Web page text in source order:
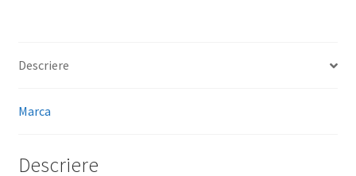
Descriere
Marca
Descriere